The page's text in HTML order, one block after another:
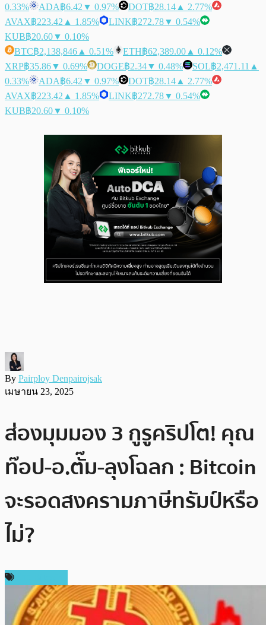
0.33%
ADA฿6.42 ▼ 0.97% DOT฿28.14 ▲ 2.77%
AVAX฿223.42 ▲ 1.85% LINK฿272.78▼ 0.54%
KUB฿20.60▼ 0.10%
BTC฿2,138,846 ▲ 0.51% ETH฿62,389.00 ▲ 0.12%
XRP฿35.86▼ 0.69% DOGE฿2.34▼ 0.48% SOL฿2,471.11 ▲
0.33%
ADA฿6.42 ▼ 0.97% DOT฿28.14 ▲ 2.77%
AVAX฿223.42 ▲ 1.85% LINK฿272.78▼ 0.54%
KUB฿20.60▼ 0.10%
By Pairploy Denpairojsak
เมษายน 23, 2025
ส่องมุมมอง 3 กูรูคริปโต! คุณ
ท๊อป-อ.ตั๊ม-ลุงโฉลก : Bitcoin
จะรอดสงครามภาษีทรัมป์หรือ
ไม่?